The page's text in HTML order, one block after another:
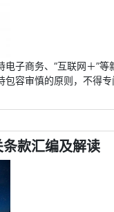
子商务、“互联网＋”等
容审慎的原则，不得
条款汇编及解读